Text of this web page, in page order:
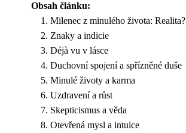
Obsah článku:
Milenec z minulého života: Realita?
Znaky a indicie
Déjà vu v lásce
Duchovní spojení a spřízněné duše
Minulé životy a karma
Uzdravení a růst
Skepticismus a věda
Otevřená mysl a intuice